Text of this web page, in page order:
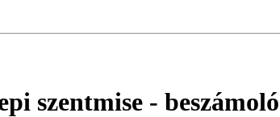
szentmise - beszámoló